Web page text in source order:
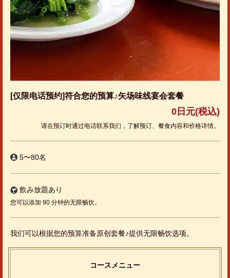
[仅限电话预约]符合您的预算♪矢场味线宴会套餐
0日元(税込)
请在预订时通过电话联系我们，了解预订、餐食内容和价格详情。
5〜80名
飲み放題あり
您可以添加 90 分钟的无限畅饮。
我们可以根据您的预算准备原创套餐♪提供无限畅饮选项。
コースメニュー